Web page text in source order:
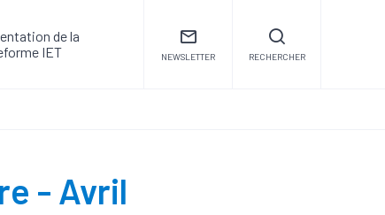
de la
IET
NEWSLETTER RECHERCHER
- Avril